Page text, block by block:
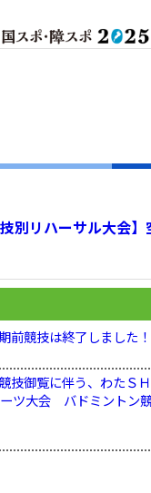
別リハーサル大会
前競技は終了しました！
技御覧に伴う、わたＳ
ーツ大会 バドミントン